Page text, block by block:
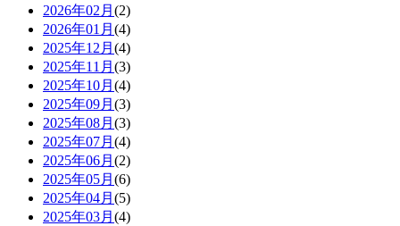
2026年02月 (2)
2026年01月 (4)
2025年12月 (4)
2025年11月 (3)
2025年10月 (4)
2025年09月 (3)
2025年08月 (3)
2025年07月 (4)
2025年06月 (2)
2025年05月 (6)
2025年04月 (5)
2025年03月 (4)